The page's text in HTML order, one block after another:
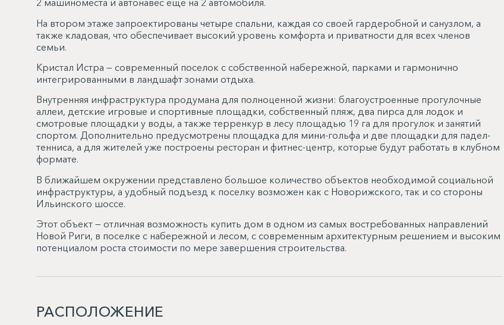
2 машиноместа и автонавес еще на 2 автомобиля.
На втором этаже запроектированы четыре спальни, каждая со своей гардеробной и санузлом, а
также кладовая, что обеспечивает высокий уровень комфорта и приватности для всех членов
семьи.
Кристал Истра — современный поселок с собственной набережной, парками и гармонично
интегрированными в ландшафт зонами отдыха.
Внутренняя инфраструктура продумана для полноценной жизни: благоустроенные прогулочные
аллеи, детские игровые и спортивные площадки, собственный пляж, два пирса для лодок и
смотровые площадки у воды, а также терренкур в лесу площадью 19 га для прогулок и занятий
спортом. Дополнительно предусмотрены площадка для мини-гольфа и две площадки для падел-
тенниса, а для жителей уже построены ресторан и фитнес-центр, которые будут работать в клубном
формате.
В ближайшем окружении представлено большое количество объектов необходимой социальной
инфраструктуры, а удобный подъезд к поселку возможен как с Новорижского, так и со стороны
Ильинского шоссе.
Этот объект — отличная возможность купить дом в одном из самых востребованных направлений
Новой Риги, в поселке с набережной и лесом, с современным архитектурным решением и высоким
потенциалом роста стоимости по мере завершения строительства.
РАСПОЛОЖЕНИЕ